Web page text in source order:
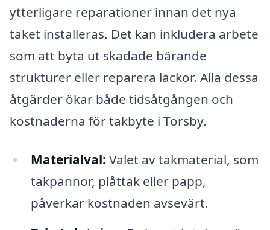
ytterligare reparationer innan det nya
taket installeras. Det kan inkludera arbete
som att byta ut skadade bärande
strukturer eller reparera läckor. Alla dessa
åtgärder ökar både tidsåtgången och
kostnaderna för takbyte i Torsby.
Materialval: Valet av takmaterial, som
takpannor, plåttak eller papp,
påverkar kostnaden avsevärt.